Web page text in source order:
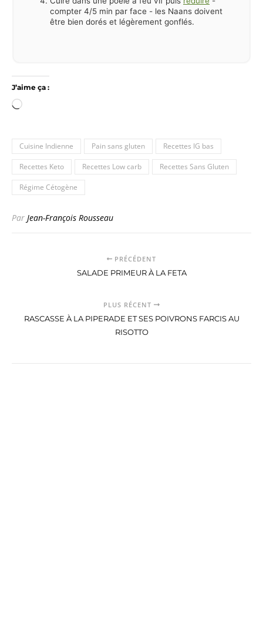
compter 4/5 min par face - les Naans doivent
être bien dorés et légèrement gonflés.
J’aime ça :
Chargement…
Cuisine Indienne Pain sans gluten Recettes IG bas
Recettes Keto Recettes Low carb Recettes Sans Gluten
Régime Cétogène
Par Jean-François Rousseau
PRÉCÉDENT
SALADE PRIMEUR À LA FETA
PLUS RÉCENT
RASCASSE À LA PIPERADE ET SES POIVRONS FARCIS AU
RISOTTO